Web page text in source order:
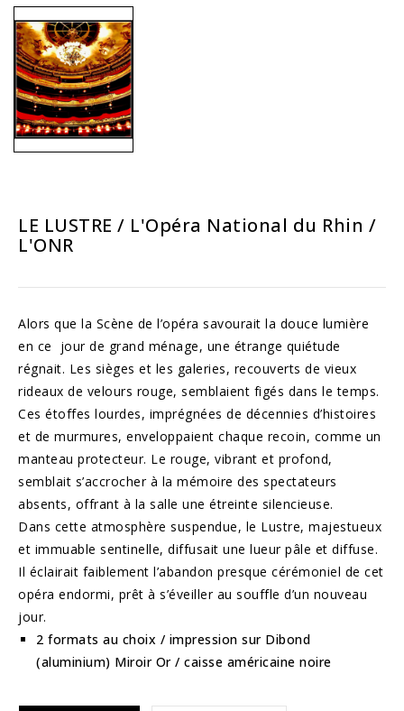
LE LUSTRE / L'Opéra National du Rhin /
L'ONR
Alors que la Scène de l’opéra savourait la douce lumière
en ce jour de grand ménage, une étrange quiétude
régnait. Les sièges et les galeries, recouverts de vieux
rideaux de velours rouge, semblaient figés dans le temps.
Ces étoffes lourdes, imprégnées de décennies d’histoires
et de murmures, enveloppaient chaque recoin, comme un
manteau protecteur. Le rouge, vibrant et profond,
semblait s’accrocher à la mémoire des spectateurs
absents, offrant à la salle une étreinte silencieuse.
Dans cette atmosphère suspendue, le Lustre, majestueux
et immuable sentinelle, diffusait une lueur pâle et diffuse.
Il éclairait faiblement l’abandon presque cérémoniel de cet
opéra endormi, prêt à s’éveiller au souffle d’un nouveau
jour.
2 formats au choix / impression sur Dibond
(aluminium) Miroir Or / caisse américaine noire